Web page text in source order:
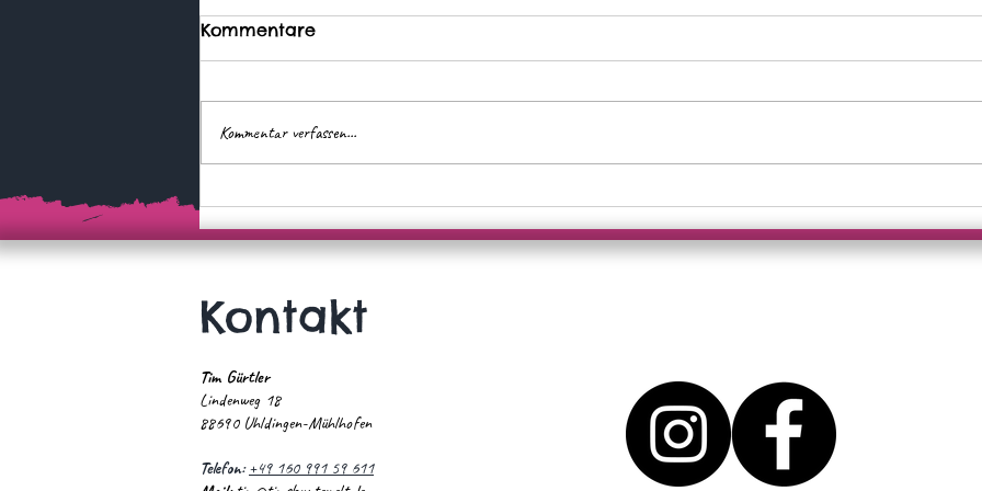
Untergang
Schuldschein
Kommentare
Kommentar verfassen...
Kontakt
Tim Gürtler
Lindenweg 18
88690 Uhldingen-Mühlhofen
Telefon:+49 160 991 59 611